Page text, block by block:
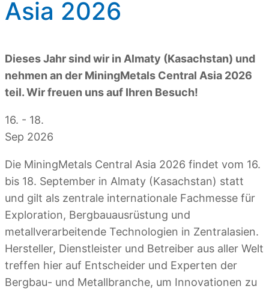
Asia 2026
Dieses Jahr sind wir in Almaty (Kasachstan) und
nehmen an der MiningMetals Central Asia 2026
teil. Wir freuen uns auf Ihren Besuch!
16. - 18.
Sep 2026
Die MiningMetals Central Asia 2026 findet vom 16.
bis 18. September in Almaty (Kasachstan) statt
und gilt als zentrale internationale Fachmesse für
Exploration, Bergbauausrüstung und
metallverarbeitende Technologien in Zentralasien.
Hersteller, Dienstleister und Betreiber aus aller Welt
treffen hier auf Entscheider und Experten der
Bergbau- und Metallbranche, um Innovationen zu